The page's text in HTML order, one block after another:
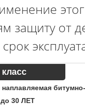
защиту от
30 ЛЕТ